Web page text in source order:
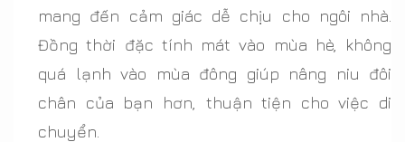
mang đến cảm giác dễ chịu cho ngôi nhà.
Đồng thời đặc tính mát vào mùa hè, không
quá lạnh vào mùa đông giúp nâng niu đôi
chân của bạn hơn, thuận tiện cho việc di
chuyển.